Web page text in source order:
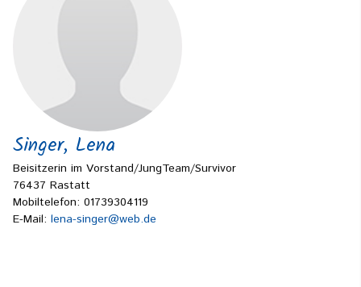
Singer, Lena
Beisitzerin im Vorstand/JungTeam/Survivor
76437 Rastatt
Mobiltelefon: 01739304119
E-Mail: lena-singer@web.de